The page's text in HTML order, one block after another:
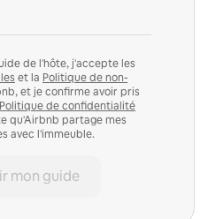
de l'hôte, j'accepte les
et la Politique de non-
et je confirme avoir pris
Politique de confidentialité
qu'Airbnb partage mes
avec l'immeuble.
mon guide